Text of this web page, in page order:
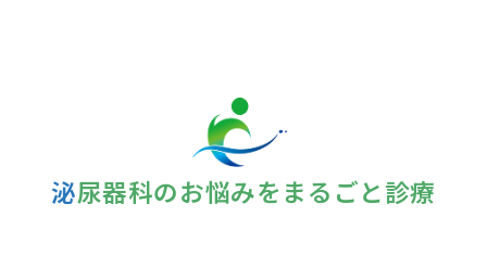
泌尿器科のお悩みをまるごと診療